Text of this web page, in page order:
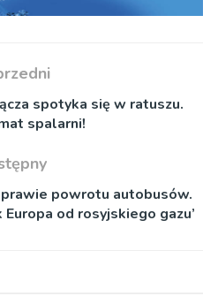
spotyka się w ratuszu.
spalarni!
powrotu autobusów.
od rosyjskiego gazu’